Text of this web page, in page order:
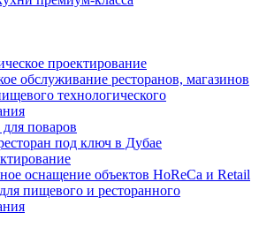
проектирование
обслуживание ресторанов, магазинов
технологического
поваров
под ключ в Дубае
оснащение объектов HoReCa и Retail
пищевого и ресторанного